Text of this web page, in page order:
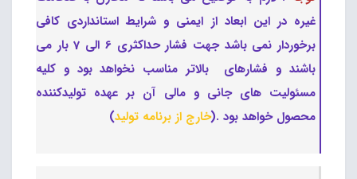
غیره در این ابعاد از ایمنی و شرایط استانداردی کافی
برخوردار نمی باشد جهت فشار حداکثری 6 الی 7 بار می
باشند و فشارهای بالاتر مناسب نخواهد بود و کلیه
مسئولیت های جانی و مالی آن بر عهده تولیدکننده
محصول خواهد بود .(خارج از برنامه تولید)